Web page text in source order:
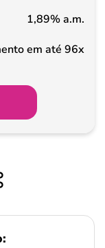
1,89% a.m.
em até 96x